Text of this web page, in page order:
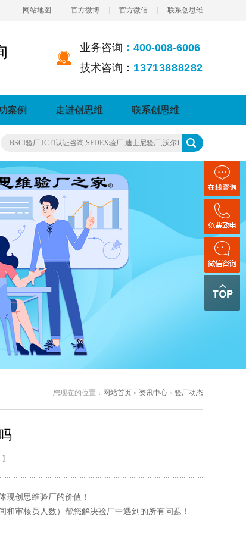
网站地图 官方微博 官方微信 联系创思维
业务咨询 ：400-008-6006
技术咨询： 13713888282
案例 走进创思维 联系创思维
您现在的位置： 网站首页 » 资讯中心 » 验厂动态
】
创思维验厂的价值！
审核员人数）帮您解决验厂中遇到的所有问题！